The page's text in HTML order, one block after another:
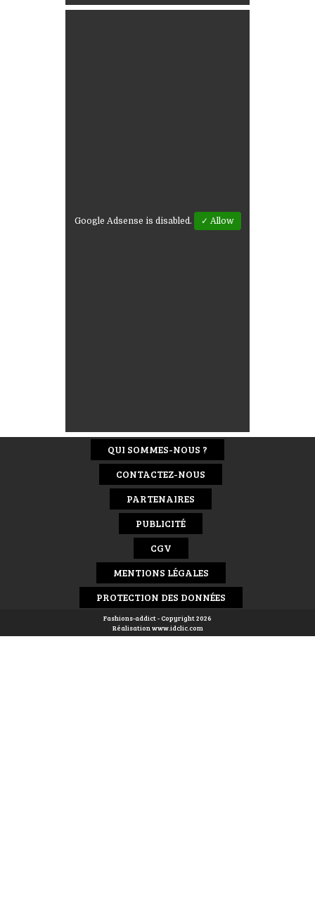
Google Adsense is disabled. ✓ Allow
QUI SOMMES-NOUS ?
CONTACTEZ-NOUS
PARTENAIRES
PUBLICITÉ
CGV
MENTIONS LÉGALES
PROTECTION DES DONNÉES
Fashions-addict - Copyright 2026
Réalisationwww.idclic.com